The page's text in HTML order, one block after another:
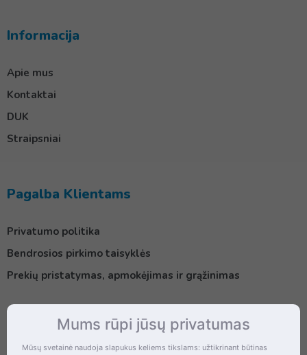
Informacija
Apie mus
Kontaktai
DUK
Straipsniai
Pagalba Klientams
Privatumo politika
Bendrosios pirkimo taisyklės
Prekių pristatymas, apmokėjimas ir grąžinimas
KontaktaiMums rūpi jūsų privatumas
Mūsų svetainė naudoja slapukus keliems tikslams: užtikrinant būtinas